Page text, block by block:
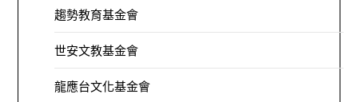
趨勢教育基金會
世安文教基金會
龍應台文化基金會